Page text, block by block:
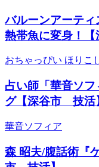
バルーンアーテ
熱帯魚に変身！
おちゃっぴい ほりこ
占い師「華音ソ
グ【深谷市 技活
華音ソフィア
森 昭夫/腹話術『